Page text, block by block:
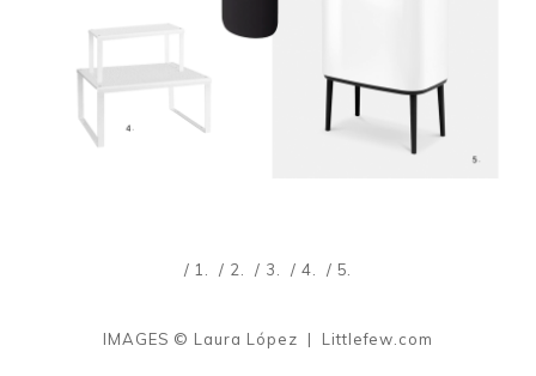
/ 1. / 2. / 3. / 4. / 5.
IMAGES © Laura López | Littlefew.com